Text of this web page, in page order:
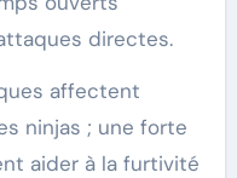
directes.
affectent
ninjas ; une forte
aider à la furtivité